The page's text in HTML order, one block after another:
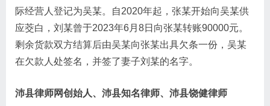
际经营人登记为吴某。自2020年起，张某开始向吴某供
应茭白，刘某曾于2023年6月8日向张某转账90000元。
剩余货款双方结算后由吴某向张某出具欠条一份，吴某
在欠款人处签名，并签了妻子刘某的名字。
沛县律师网创始人、沛县知名律师、沛县饶健律师